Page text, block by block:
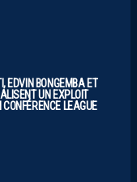
EDVIN BONGEMBA ET
UN EXPLOIT
CONFÉRENCE LEAGUE